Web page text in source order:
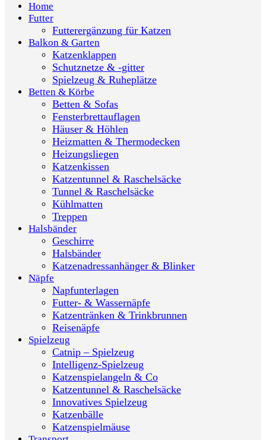
Home
Futter
Futterergänzung für Katzen
Balkon & Garten
Katzenklappen
Schutznetze & -gitter
Spielzeug & Ruheplätze
Betten & Körbe
Betten & Sofas
Fensterbrettauflagen
Häuser & Höhlen
Heizmatten & Thermodecken
Heizungsliegen
Katzenkissen
Katzentunnel & Raschelsäcke
Tunnel & Raschelsäcke
Kühlmatten
Treppen
Halsbänder
Geschirre
Halsbänder
Katzenadressanhänger & Blinker
Näpfe
Napfunterlagen
Futter- & Wassernäpfe
Katzentränken & Trinkbrunnen
Reisenäpfe
Spielzeug
Catnip – Spielzeug
Intelligenz-Spielzeug
Katzenspielangeln & Co
Katzentunnel & Raschelsäcke
Innovatives Spielzeug
Katzenbälle
Katzenspielmäuse